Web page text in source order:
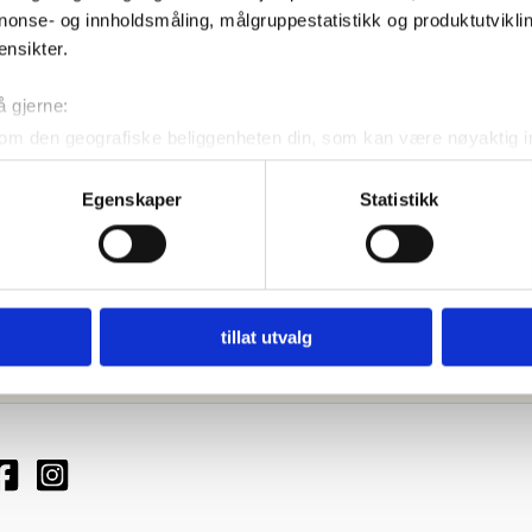
og innholdsmåling, målgruppestatistikk og
gjerne:
den geografiske beliggenheten din, som kan være nøyaktig
ved å aktivt skanne den for bestemte karakteristikker
hvordan dine personlige data behandles og hvordan du kan
trekke tilbake ditt samtykke fra erklæringen om
for å gi innhold og annonser et personlig preg, for å levere
dessuten informasjon om hvordan du bruker nettstedet vårt,
analysearbeid, som kan kombinere den med annen
gjennom din bruk av tjenestene deres.
Egenskaper Statistikk
tillat utvalg